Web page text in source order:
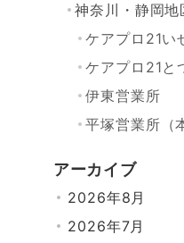
神奈川・静岡地
ケアプロ21い
ケアプロ21と
伊東営業所
平塚営業所（
アーカイブ
2026年8月
2026年7月